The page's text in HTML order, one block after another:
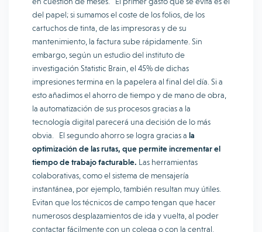
del papel; si sumamos el coste de los folios, de los
cartuchos de tinta, de las impresoras y de su
mantenimiento, la factura sube rápidamente. Sin
embargo, según un estudio del instituto de
investigación Statistic Brain, el 45% de dichas
impresiones termina en la papelera al final del día. Si a
esto añadimos el ahorro de tiempo y de mano de obra,
la automatización de sus procesos gracias a la
tecnología digital parecerá una decisión de lo más
obvia. El segundo ahorro se logra gracias a la
optimización de las rutas, que permite incrementar el
tiempo de trabajo facturable. Las herramientas
colaborativas, como el sistema de mensajería
instantánea, por ejemplo, también resultan muy útiles.
Evitan que los técnicos de campo tengan que hacer
numerosos desplazamientos de ida y vuelta, al poder
contactar fácilmente con un colega o con la central.